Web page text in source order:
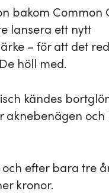
bakom Common
lansera ett nytt
– för att det
höll med.
kändes
aknebenägen och
och efter bara tre
kronor.